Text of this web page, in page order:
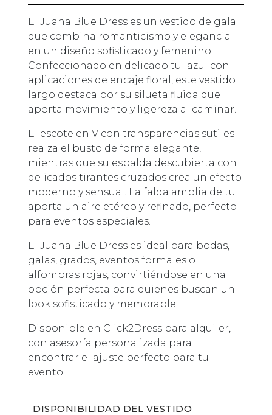
El Juana Blue Dress es un vestido de gala
que combina romanticismo y elegancia
en un diseño sofisticado y femenino.
Confeccionado en delicado tul azul con
aplicaciones de encaje floral, este vestido
largo destaca por su silueta fluida que
aporta movimiento y ligereza al caminar.
El escote en V con transparencias sutiles
realza el busto de forma elegante,
mientras que su espalda descubierta con
delicados tirantes cruzados crea un efecto
moderno y sensual. La falda amplia de tul
aporta un aire etéreo y refinado, perfecto
para eventos especiales.
El Juana Blue Dress es ideal para bodas,
galas, grados, eventos formales o
alfombras rojas, convirtiéndose en una
opción perfecta para quienes buscan un
look sofisticado y memorable.
Disponible en Click2Dress para alquiler,
con asesoría personalizada para
encontrar el ajuste perfecto para tu
evento.
DISPONIBILIDAD DEL VESTIDO